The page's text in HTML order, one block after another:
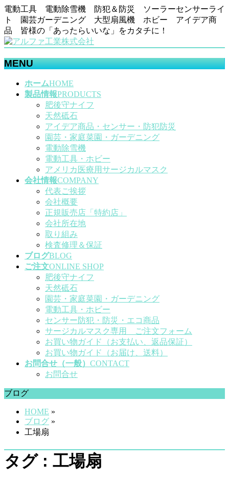
電動工具 電動除雪機 防犯＆防災 ソーラーセンサーライ
ト 園芸ガーデニング 大型扇風機 ホビー アイデア商
品 皆様の「あったらいいな」をカタチに！
MENU
ホームHOME
製品情報PRODUCTS
肥後守ナイフ
天然砥石
アイデア商品・センサー・防犯防災
園芸・家庭菜園・ガーデニング
電動除雪機
電動工具・ホビー
アメリカ医療用サージカルマスク
会社情報COMPANY
代表ご挨拶
会社概要
正規販売店「特約店」
会社所在地
取り組み
検査修理＆保証
ブログBLOG
ご注文ONLINE SHOP
肥後守ナイフ
天然砥石
園芸・家庭菜園・ガーデニング
電動工具・ホビー
センサー防犯・防災・エコ商品
サージカルマスク専用 ご注文フォーム
お買い物ガイド（お支払い、返品保証）
お買い物ガイド（お届け、送料）
お問合せ（一般） CONTACT
お問合せ
ブログ
HOME »
ブログ »
工場扇
タグ : 工場扇